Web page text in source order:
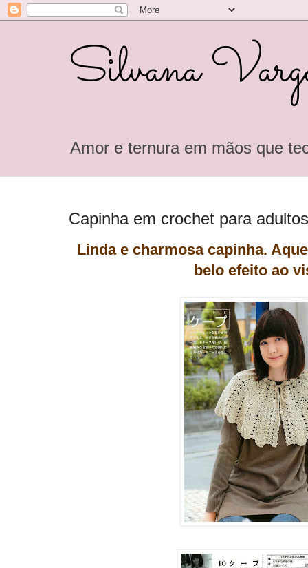
Silvana
Amor e ternura em mãos que
Capinha em crochet para
Linda e charmosa capinha.
belo efeito ao